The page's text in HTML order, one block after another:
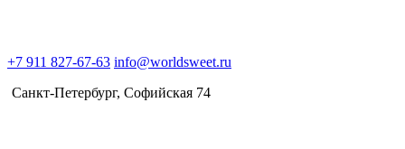
+7 911 827-67-63 info@worldsweet.ru
Санкт-Петербург​, Софийская 74